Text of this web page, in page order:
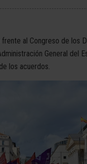
al Congreso de los
General del
los acuerdos.